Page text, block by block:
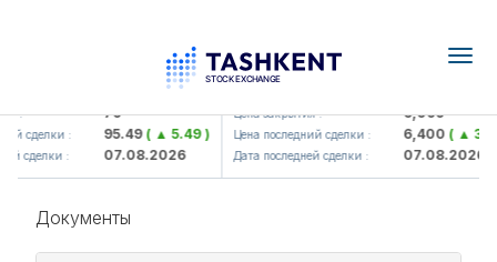
: 79
сделки : 95.49( ▲ 5.49 )
сделки : 07.08.2026
UZMK (<O'zmetkombinat> AJ)
Цена закрытия : 6,099
Цена последний сделки : 6,400( ▲
Дата последней сделки : 07.08.2026
Документы